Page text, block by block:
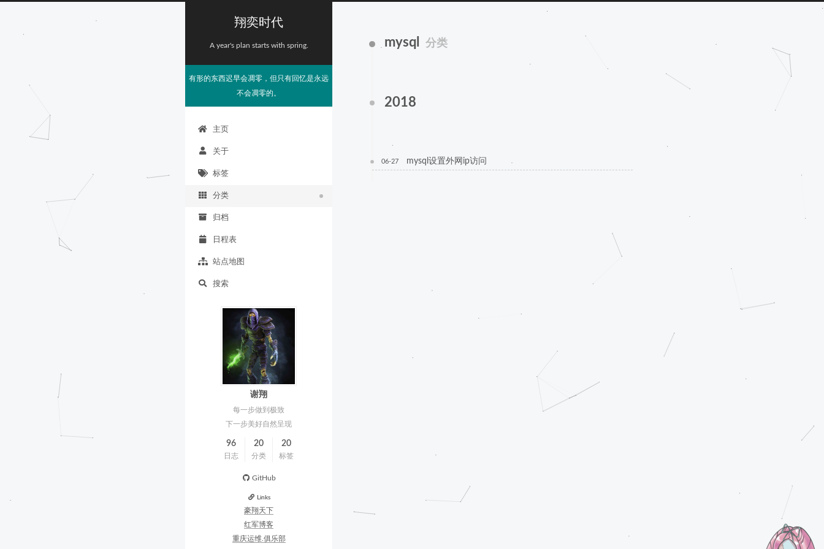
翔奕时代
A year's plan starts with spring.
有形的东西迟早会凋零，但只有回忆是永远
不会凋零的。
主页
关于
标签
分类
归档
日程表
站点地图
搜索
mysql 分类
2018
06-27 mysql设置外网ip访问
谢翔
每一步做到极致
下一步美好自然呈现
96
日志
20
分类
20
标签
GitHub
Links
豪翔天下
红军博客
重庆运维.俱乐部